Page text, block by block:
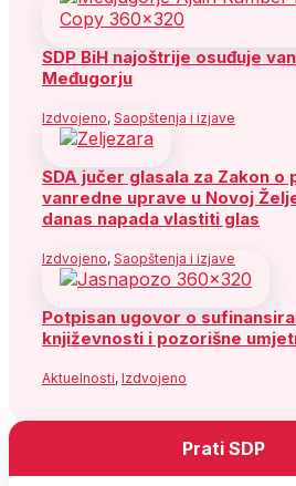
SDP BiH najoštrije osuđuje
Međugorju
Izdvojeno, Saopštenja i izjave
SDA jučer glasala za Zakon o
vanredne uprave u Novoj
danas napada vlastiti glas
Izdvojeno, Saopštenja i izjave
Potpisan ugovor o
književnosti i pozorišne
Aktuelnosti, Izdvojeno
Prati SDP